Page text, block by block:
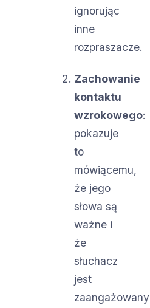
ignorując
inne
rozpraszacze.
Zachowanie
kontaktu
wzrokowego:
pokazuje
to
mówiącemu,
że jego
słowa są
ważne i
że
słuchacz
jest
zaangażowany